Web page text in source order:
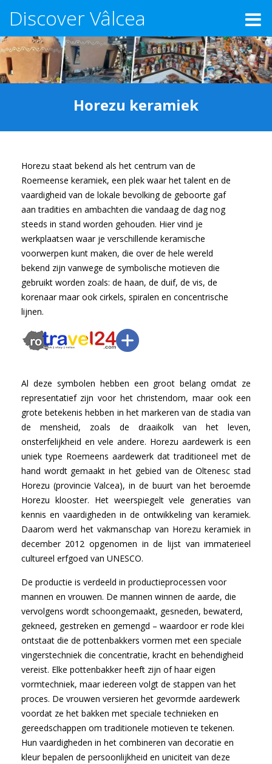
Discover Vâlcea
Horezu keramiek
Horezu staat bekend als het centrum van de
Roemeense keramiek, een plek waar het talent en de
vaardigheid van de lokale bevolking de geboorte gaf
aan tradities en ambachten die vandaag de dag nog
steeds in stand worden gehouden. Hier vind je
werkplaatsen waar je verschillende keramische
voorwerpen kunt maken, die over de hele wereld
bekend zijn vanwege de symbolische motieven die
gebruikt worden zoals: de haan, de duif, de vis, de
korenaar maar ook cirkels, spiralen en concentrische
lijnen.
Al deze symbolen hebben een groot belang omdat ze
representatief zijn voor het christendom, maar ook een
grote betekenis hebben in het markeren van de stadia van
de mensheid, zoals de draaikolk van het leven,
onsterfelijkheid en vele andere. Horezu aardewerk is een
uniek type Roemeens aardewerk dat traditioneel met de
hand wordt gemaakt in het gebied van de Oltenesc stad
Horezu (provincie Valcea), in de buurt van het beroemde
Horezu klooster. Het weerspiegelt vele generaties van
kennis en vaardigheden in de ontwikkeling van keramiek.
Daarom werd het vakmanschap van Horezu keramiek in
december 2012 opgenomen in de lijst van immaterieel
cultureel erfgoed van UNESCO.
De productie is verdeeld in productieprocessen voor
mannen en vrouwen. De mannen winnen de aarde, die
vervolgens wordt schoongemaakt, gesneden, bewaterd,
gekneed, gestreken en gemengd – waardoor er rode klei
ontstaat die de pottenbakkers vormen met een speciale
vingerstechniek die concentratie, kracht en behendigheid
vereist. Elke pottenbakker heeft zijn of haar eigen
vormtechniek, maar iedereen volgt de stappen van het
proces. De vrouwen versieren het gevormde aardewerk
voordat ze het bakken met speciale technieken en
gereedschappen om traditionele motieven te tekenen.
Hun vaardigheden in het combineren van decoratie en
kleur bepalen de persoonlijkheid en uniciteit van deze